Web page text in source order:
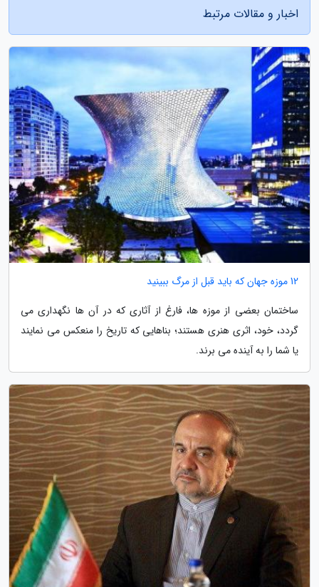
اخبار و مقالات مرتبط
12 موزه جهان که باید قبل از مرگ ببینید
ساختمان بعضی از موزه ها، فارغ از آثاری که در آن ها نگهداری می
گردد، خود، اثری هنری هستند؛ بناهایی که تاریخ را منعکس می نمایند
یا شما را به آینده می برند.